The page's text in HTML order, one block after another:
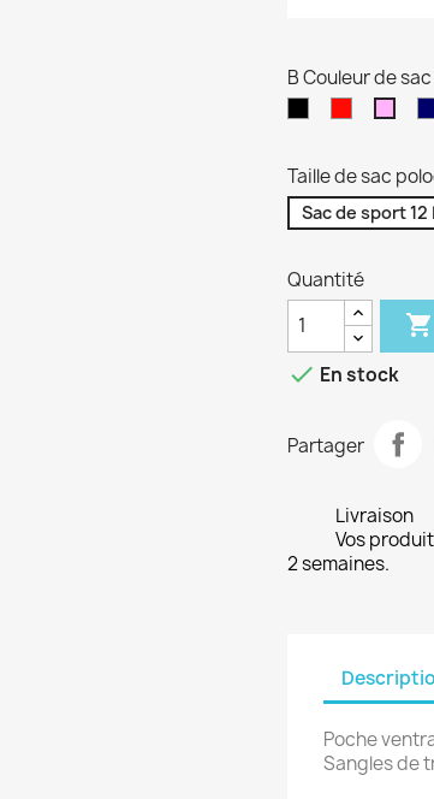
B Couleur de
Taille de sac
Sac de sport 12
Quantité

 En stock
Partager
Livraison
Vos
2 semaines.
Poche
Sangles de